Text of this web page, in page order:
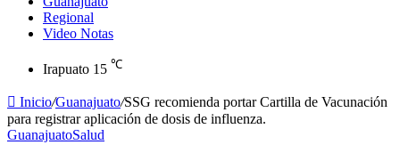
Regional
Video Notas
Irapuato 15 ℃
Inicio/Guanajuato/SSG recomienda portar Cartilla de Vacunación
para registrar aplicación de dosis de influenza.
GuanajuatoSalud